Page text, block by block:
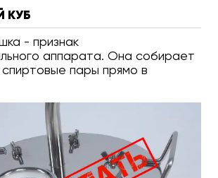
КУБ
- признак
аппарата. Она собирает
пары прямо в